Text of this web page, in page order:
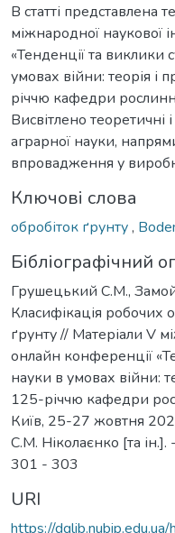
В статті представлена
міжнародної наукової
«Тенденції та виклики
умовах війни: теорія і
річчю кафедри
Висвітлено теоретичні
аграрної науки,
впровадження у
Ключові слова
обробіток ґрунту,
Бібліографічний
Грушецький С.М.,
Класифікація робочих
ґрунту // Матеріали V
онлайн конференції
науки в умовах війни:
125-річчю кафедри
Київ, 25-27 жовтня
С.М. Ніколаєнко [та
301 - 303
URI
https://